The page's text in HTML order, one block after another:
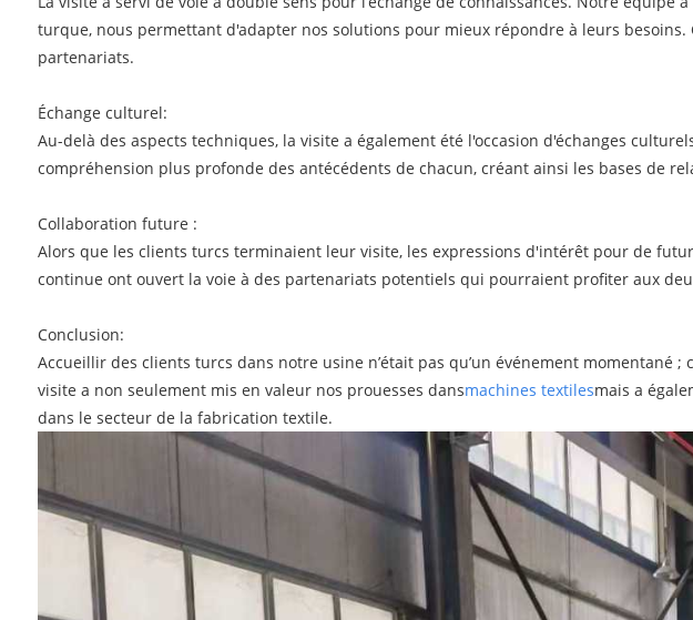
turque, nous permettant d'adapter nos solutions pour mieux répondre à leurs
partenariats.
Échange culturel:
Au-delà des aspects techniques, la visite a également été l'occasion d'échanges
compréhension plus profonde des antécédents de chacun, créant ainsi les bases de
Collaboration future :
Alors que les clients turcs terminaient leur visite, les expressions d'intérêt pour de
continue ont ouvert la voie à des partenariats potentiels qui pourraient profiter aux
Conclusion:
Accueillir des clients turcs dans notre usine n’était pas qu’un événement
visite a non seulement mis en valeur nos prouesses dansmachines textilesmais a
dans le secteur de la fabrication textile.